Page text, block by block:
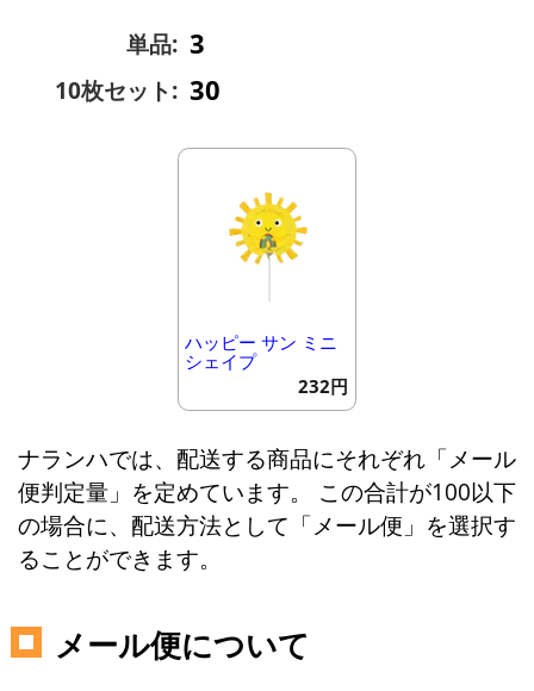
単品: 3
10枚セット: 30
ハッピー サン ミニ
シェイプ
232円
ナランハでは、配送する商品にそれぞれ「メール
便判定量」を定めています。 この合計が100以下
の場合に、配送方法として「メール便」を選択す
ることができます。
メール便について